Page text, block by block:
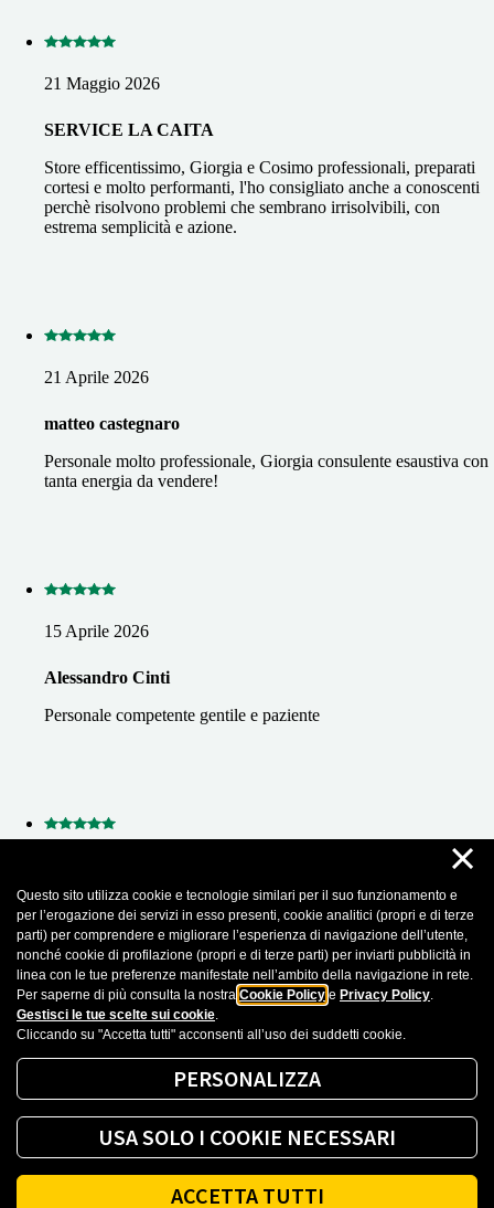
Questo sito utilizza cookie e tecnologie similari per il suo funzionamento e
per l’erogazione dei servizi in esso presenti, cookie analitici (propri e di terze
parti) per comprendere e migliorare l’esperienza di navigazione dell’utente,
nonché cookie di profilazione (propri e di terze parti) per inviarti pubblicità in
linea con le tue preferenze manifestate nell’ambito della navigazione in rete.
Per saperne di più consulta la nostra Cookie Policy e Privacy Policy.
Gestisci le tue scelte sui cookie.
Cliccando su "Accetta tutti" acconsenti all’uso dei suddetti cookie.
×
PERSONALIZZA
USA SOLO I COOKIE NECESSARI
ACCETTA TUTTI
21 Maggio 2026
SERVICE LA CAITA
Store efficentissimo, Giorgia e Cosimo professionali, preparati
cortesi e molto performanti, l'ho consigliato anche a conoscenti
perchè risolvono problemi che sembrano irrisolvibili, con
estrema semplicità e azione.
21 Aprile 2026
matteo castegnaro
Personale molto professionale, Giorgia consulente esaustiva con
tanta energia da vendere!
15 Aprile 2026
Alessandro Cinti
Personale competente gentile e paziente
Fortunatina Ferro
Eccezionale per affabilità e competenza. La signorina Giorgia mi
ha esposto con estrema chiarezza ogni aspetto. Consiglio
vivamente per la.gentilezza e l'accoglienza
Recensioni importate da Google Business Profile. Puoi leggere tutte le recensioni
cliccando sul seguenteLink